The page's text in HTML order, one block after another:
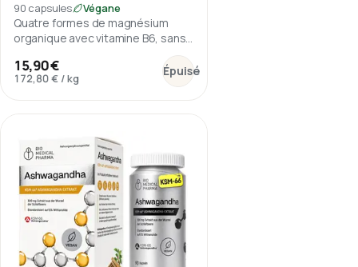
90 capsules Végane
Quatre formes de magnésium
organique avec vitamine B6, sans
15,90 €
172,80 € /kg Épuisé
: Magnésium + B6 – MagActive